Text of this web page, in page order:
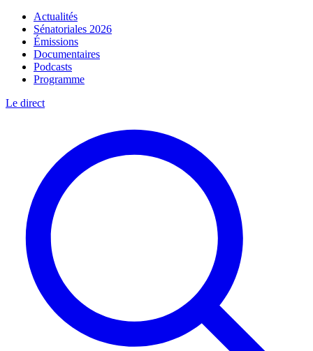
Actualités
Sénatoriales 2026
Émissions
Documentaires
Podcasts
Programme
Le direct